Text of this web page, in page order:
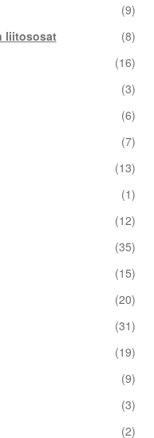
(9)
liitososat
(8)
(16)
(3)
(6)
(7)
(13)
(1)
(12)
(35)
(15)
(20)
(31)
(19)
(9)
(3)
(2)